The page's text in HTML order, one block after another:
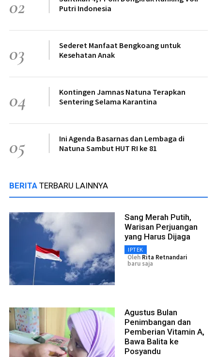
02
Putri Indonesia
03
Sederet Manfaat Bengkoang untuk
Kesehatan Anak
04
Kontingen Jamnas Natuna Terapkan
Sentering Selama Karantina
05
Ini Agenda Basarnas dan Lembaga di
Natuna Sambut HUT RI ke 81
BERITA TERBARU LAINNYA
Sang Merah Putih,
Warisan Perjuangan
yang Harus Dijaga
IPTEK
Oleh Rita Retnandari
baru saja
Agustus Bulan
Penimbangan dan
Pemberian Vitamin A,
Bawa Balita ke
Posyandu